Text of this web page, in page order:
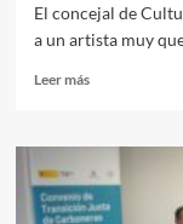
El concejal de
a un artista muy
Leer másLeer
El
Ayuntamiento
lamenta
el